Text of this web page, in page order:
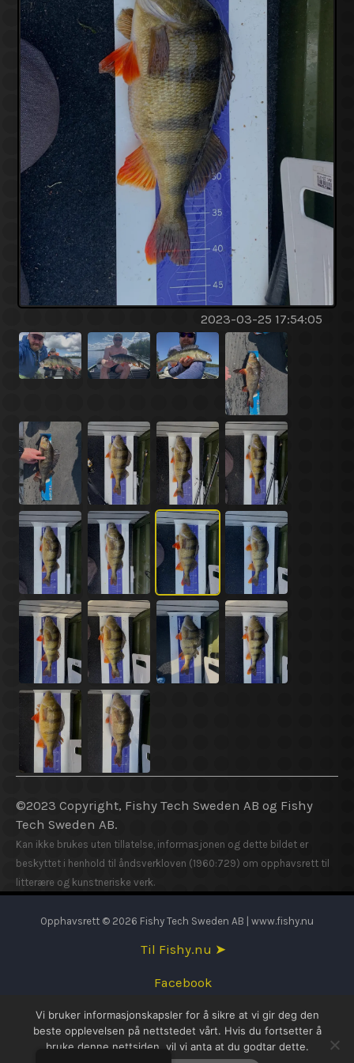
2023-03-25 17:54:05
©2023 Copyright, Fishy Tech Sweden AB og Fishy
Tech Sweden AB.
Kan ikke brukes uten tillatelse, informasjonen og dette bildet er
beskyttet i henhold til åndsverkloven (1960:729) om opphavsrett til
litterære og kunstneriske verk.
Opphavsrett © 2026 Fishy Tech Sweden AB | www.fishy.nu
Til Fishy.nu ➤
Facebook
English
Svenska
Vi bruker informasjonskapsler for å sikre at vi gir deg den
beste opplevelsen på nettstedet vårt. Hvis du fortsetter å
bruke denne nettsiden, vil vi anta at du godtar dette.